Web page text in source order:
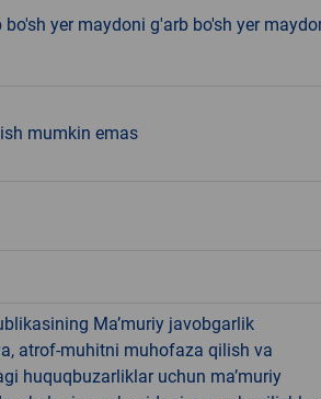
yer maydoni g'arb bo'sh yer
mumkin emas
Ma’muriy javobgarlik
atrof-muhitni muhofaza qilish va
huquqbuzarliklar uchun ma’muriy